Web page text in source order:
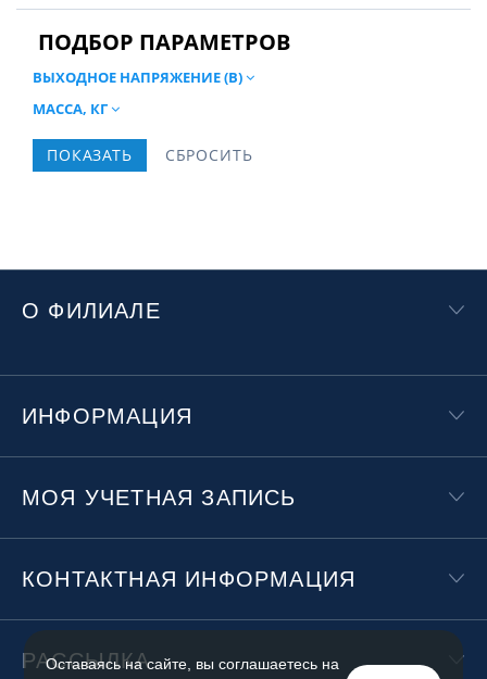
ПОДБОР ПАРАМЕТРОВ
ВЫХОДНОЕ НАПРЯЖЕНИЕ (В)
МАССА, КГ
О ФИЛИАЛЕ
ИНФОРМАЦИЯ
МОЯ УЧЕТНАЯ ЗАПИСЬ
КОНТАКТНАЯ ИНФОРМАЦИЯ
РАССЫЛКА
Оставаясь на сайте, вы соглашаетесь на